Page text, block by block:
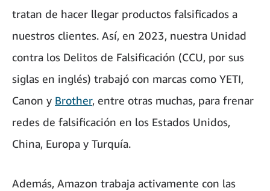
tratan de hacer llegar productos falsificados a
nuestros clientes. Así, en 2023, nuestra Unidad
contra los Delitos de Falsificación (CCU, por sus
siglas en inglés) trabajó con marcas como YETI,
Canon y Brother, entre otras muchas, para frenar
redes de falsificación en los Estados Unidos,
China, Europa y Turquía.
Además, Amazon trabaja activamente con las